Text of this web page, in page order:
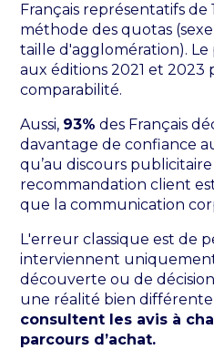
Français représentatifs de
méthode des quotas
taille d'agglomération).
aux éditions 2021 et 2023
comparabilité.
Aussi, 93% des Français
davantage de confiance
qu’au discours
recommandation client
que la communication
L'erreur classique est de
interviennent
découverte ou de
une réalité bien différente
consultent les avis à
parcours d’achat.